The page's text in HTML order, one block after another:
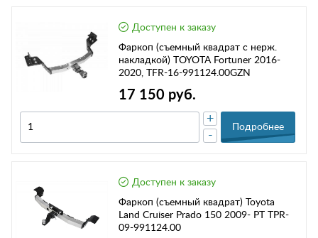
Доступен к заказу
Фаркоп (съемный квадрат с нерж.
накладкой) TOYOTA Fortuner 2016-
2020, TFR-16-991124.00GZN
17 150 руб.
-
+
Подробнее
Доступен к заказу
Фаркоп (съемный квадрат) Toyota
Land Cruiser Prado 150 2009- РТ TPR-
09-991124.00